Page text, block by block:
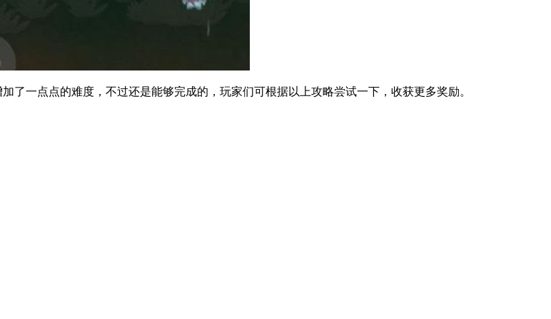
了一点点的难度，不过还是能够完成的，玩家们可根据以上攻略尝试一下，收获更多奖励。